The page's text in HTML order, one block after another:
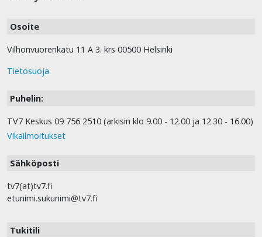
Osoite
Vilhonvuorenkatu 11 A 3. krs 00500 Helsinki
Tietosuoja
Puhelin:
TV7 Keskus 09 756 2510 (arkisin klo 9.00 - 12.00 ja 12.30 - 16.00)
Vikailmoitukset
Sähköposti
tv7(at)tv7.fi
etunimi.sukunimi@tv7.fi
Tukitili